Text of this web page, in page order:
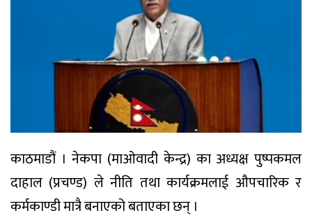
काठमाडौं । नेकपा (माओवादी केन्द्र) का अध्यक्ष पुष्पकमल
दाहाल (प्रचण्ड) ले नीति तथा कार्यक्रमलाई ‍औपचारिक र
कर्मकाण्डी मात्रै बनाएको बताएका छन् ।